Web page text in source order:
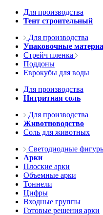
Для производства
Тент строительный
Для производства
Упаковочные
Стрейч пленка
Поддоны
Еврокубы для воды
Для производства
Нитритная соль
Для производства
Животноводство
Соль для животных
Светодиодные
Арки
Плоские арки
Объемные арки
Тоннели
Цифры
Входные группы
Готовые решения арки